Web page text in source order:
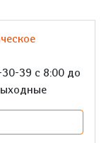
39 с 8:00 до